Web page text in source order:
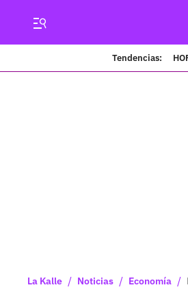
Tendencias:
La Kalle / Noticias / Economía /